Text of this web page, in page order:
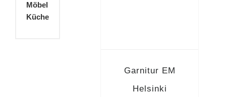
Garnitur EM
Helsinki
Möbel
Küche